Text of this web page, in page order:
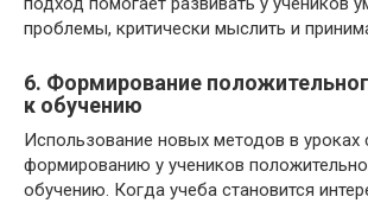
проблемы, критически мыслить и
6. Формирование
к обучению
Использование новых методов в уроках
формированию у учеников
обучению. Когда учеба становится